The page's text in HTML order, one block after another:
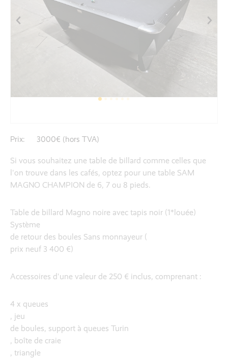
Prix: 3000€ (hors TVA)
Si vous souhaitez une table de billard comme celles que
l'on trouve dans les cafés, optez pour une table SAM
MAGNO CHAMPION de 6, 7 ou 8 pieds.
Table de billard Magno noire avec tapis noir (1*louée)
Système
de retour des boules Sans monnayeur (
prix neuf 3 400 €)
Accessoires d'une valeur de 250 € inclus, comprenant :
4 x queues
, jeu
de boules, support à queues Turin
, boîte de craie
, triangle